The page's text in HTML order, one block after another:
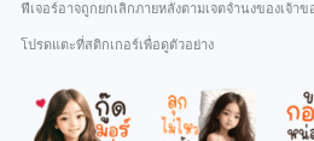
ฟีเจอร์อาจถูกยกเลิกภายหลังตามเจตจำนงของเจ้าข
โปรดแตะที่สติกเกอร์เพื่อดูตัวอย่าง